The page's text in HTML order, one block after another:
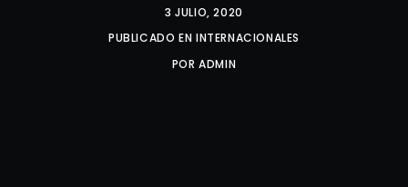
3 JULIO, 2020
PUBLICADO EN INTERNACIONALES
PORADMIN